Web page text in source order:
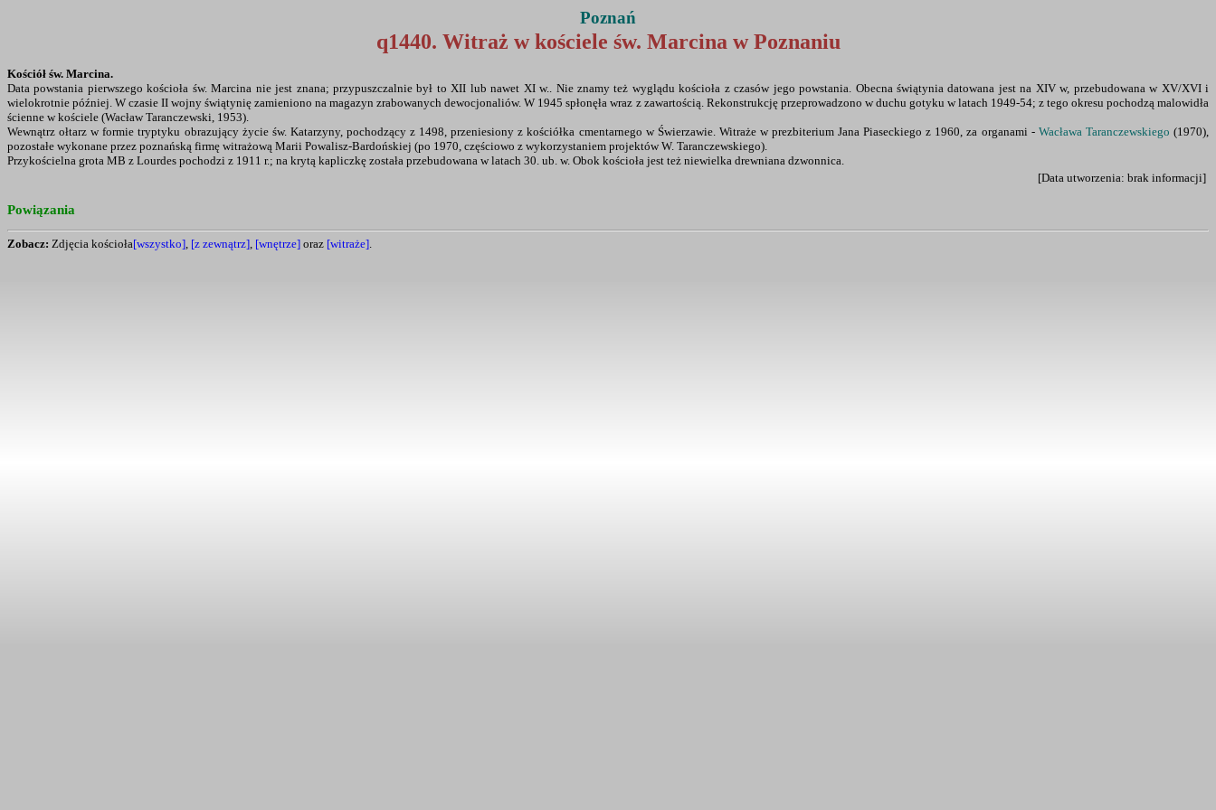
Poznań
q1440. Witraż w kościele św. Marcina w Poznaniu
Kościół św. Marcina.
Data powstania pierwszego kościoła św. Marcina nie jest znana; przypuszczalnie był to XII lub nawet XI w.. Nie znamy też wyglądu kościoła z czasów jego powstania. Obecna świątynia datowana jest na XIV w, przebudowana w XV/XVI i
wielokrotnie później. W czasie II wojny świątynię zamieniono na magazyn zrabowanych dewocjonaliów. W 1945 spłonęła wraz z zawartością. Rekonstrukcję przeprowadzono w duchu gotyku w latach 1949-54; z tego okresu pochodzą malowidła
ścienne w kościele (Wacław Taranczewski, 1953).
Wewnątrz ołtarz w formie tryptyku obrazujący życie św. Katarzyny, pochodzący z 1498, przeniesiony z kościółka cmentarnego w Świerzawie. Witraże w prezbiterium Jana Piaseckiego z 1960, za organami - Wacława Taranczewskiego (1970),
pozostałe wykonane przez poznańską firmę witrażową Marii Powalisz-Bardońskiej (po 1970, częściowo z wykorzystaniem projektów W. Taranczewskiego).
Przykościelna grota MB z Lourdes pochodzi z 1911 r.; na krytą kapliczkę została przebudowana w latach 30. ub. w. Obok kościoła jest też niewielka drewniana dzwonnica.
[Data utworzenia: brak informacji]
Powiązania
Zobacz: Zdjęcia kościoła[wszystko], [z zewnątrz], [wnętrze] oraz [witraże].